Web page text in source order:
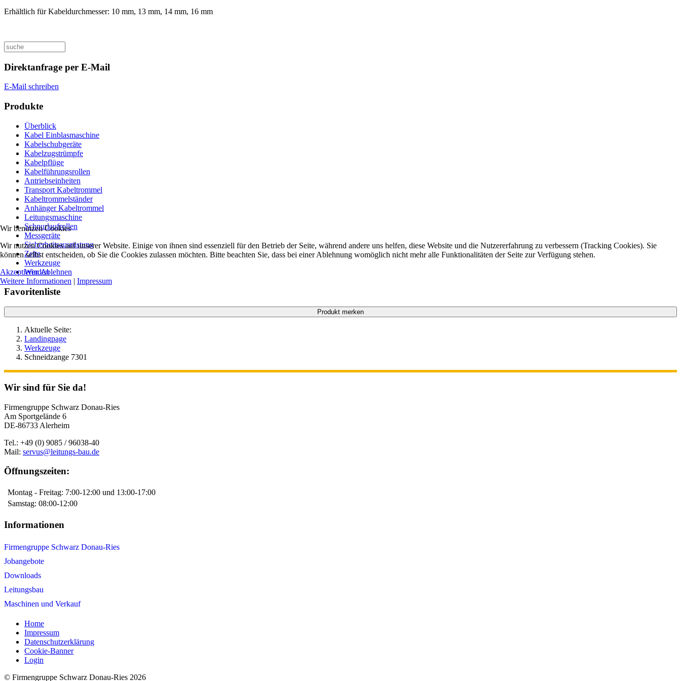
Erhältlich für Kabeldurchmesser: 10 mm, 13 mm, 14 mm, 16 mm
Direktanfrage per E-Mail
E-Mail schreiben
Produkte
Überblick
Kabel Einblasmaschine
Kabelschubgeräte
Kabelzugstrümpfe
Kabelpflüge
Kabelführungsrollen
Antriebseinheiten
Transport Kabeltrommel
Kabeltrommelständer
Anhänger Kabeltrommel
Leitungsmaschine
Schnurlaufrollen
Messgeräte
Sicherheitsausrüstung
Zelte
Werkzeuge
Winden
Favoritenliste
Produkt merken
Aktuelle Seite:
Landingpage
Werkzeuge
Schneidzange 7301
Wir sind für Sie da!
Firmengruppe Schwarz Donau-Ries
Am Sportgelände 6
DE-86733 Alerheim
Tel.: +49 (0) 9085 / 96038-40
Mail: servus@leitungs-bau.de
Öffnungszeiten:
Montag - Freitag: 7:00-12:00 und 13:00-17:00
Samstag: 08:00-12:00
Informationen
Firmengruppe Schwarz Donau-Ries
Jobangebote
Downloads
Leitungsbau
Maschinen und Verkauf
Home
Impressum
Datenschutzerklärung
Cookie-Banner
Login
© Firmengruppe Schwarz Donau-Ries 2026
Wir benutzen Cookies
Wir nutzen Cookies auf unserer Website. Einige von ihnen sind essenziell für den Betrieb der Seite, während andere uns helfen, diese Website und die Nutzererfahrung zu verbessern (Tracking Cookies). Sie
können selbst entscheiden, ob Sie die Cookies zulassen möchten. Bitte beachten Sie, dass bei einer Ablehnung womöglich nicht mehr alle Funktionalitäten der Seite zur Verfügung stehen.
AkzeptierenAblehnen
Weitere Informationen | Impressum